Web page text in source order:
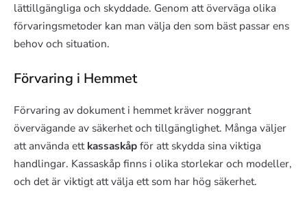
lättillgängliga och skyddade. Genom att överväga olika
förvaringsmetoder kan man välja den som bäst passar ens
behov och situation.
Förvaring i Hemmet
Förvaring av dokument i hemmet kräver noggrant
övervägande av säkerhet och tillgänglighet. Många väljer
att använda ettkassaskåpför att skydda sina viktiga
handlingar. Kassaskåp finns i olika storlekar och modeller,
och det är viktigt att välja ett som har hög säkerhet.